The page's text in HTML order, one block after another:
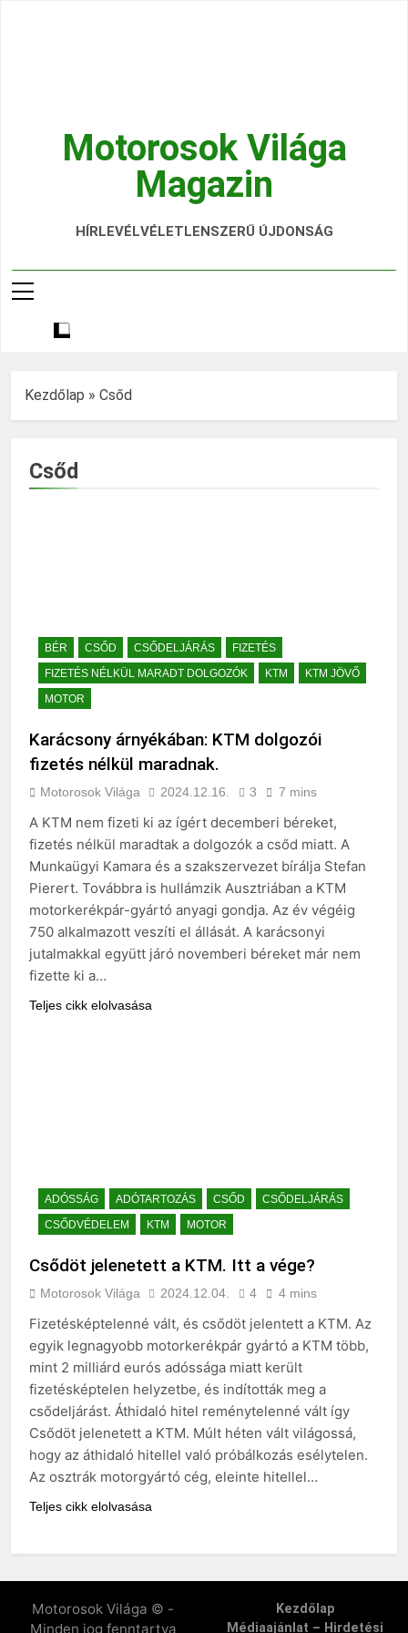
Motorosok Világa
Magazin
Hírek, Tesztek, Élmények Egy Helyen!
HÍRLEVÉLVÉLETLENSZERŰ ÚJDONSÁG
Kezdőlap » Csőd
Csőd
BÉR CSŐD CSŐDELJÁRÁS
FIZETÉS
FIZETÉS NÉLKÜL MARADT DOLGOZÓK
KTM
KTM JÖVŐ
MOTOR
Karácsony árnyékában: KTM dolgozói
fizetés nélkül maradnak.
Motorosok Világa 2024.12.16. 3 7 mins
A KTM nem fizeti ki az ígért decemberi béreket,
fizetés nélkül maradtak a dolgozók a csőd miatt. A
Munkaügyi Kamara és a szakszervezet bírálja Stefan
Pierert. Továbbra is hullámzik Ausztriában a KTM
motorkerékpár-gyártó anyagi gondja. Az év végéig
750 alkalmazott veszíti el állását. A karácsonyi
jutalmakkal együtt járó novemberi béreket már nem
fizette ki a…
Teljes cikk elolvasása
ADÓSSÁG ADÓTARTOZÁS CSŐD
CSŐDELJÁRÁS
CSŐDVÉDELEM
KTM MOTOR
Csődöt jelenetett a KTM. Itt a vége?
Motorosok Világa 2024.12.04. 4 4 mins
Fizetésképtelenné vált, és csődöt jelentett a KTM. Az
egyik legnagyobb motorkerékpár gyártó a KTM több,
mint 2 milliárd eurós adóssága miatt került
fizetésképtelen helyzetbe, és indították meg a
csődeljárást. Áthidaló hitel reménytelenné vált így
Csődöt jelenetett a KTM. Múlt héten vált világossá,
hogy az áthidaló hitellel való próbálkozás esélytelen.
Az osztrák motorgyártó cég, eleinte hitellel…
Teljes cikk elolvasása
Motorosok Világa © -
Minden jog fenntartva
Kezdőlap
Médiaajánlat – Hirdetési